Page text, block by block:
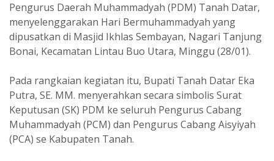
Pengurus Daerah Muhammadyah (PDM) Tanah Datar,
menyelenggarakan Hari Bermuhammadyah yang
dipusatkan di Masjid Ikhlas Sembayan, Nagari Tanjung
Bonai, Kecamatan Lintau Buo Utara, Minggu (28/01).
Pada rangkaian kegiatan itu, Bupati Tanah Datar Eka
Putra, SE. MM. menyerahkan secara simbolis Surat
Keputusan (SK) PDM ke seluruh Pengurus Cabang
Muhammadyah (PCM) dan Pengurus Cabang Aisyiyah
(PCA) se Kabupaten Tanah.